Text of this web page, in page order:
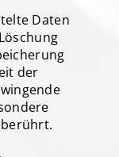
Daten
der